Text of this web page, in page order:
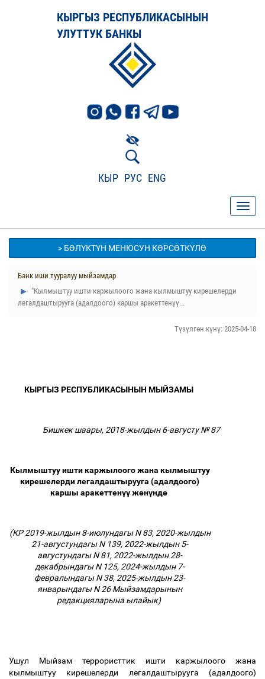
КЫРГЫЗ РЕСПУБЛИКАСЫНЫН
УЛУТТУК БАНКЫ
КЫР РУС ENG
> БӨЛҮКТҮН МЕНЮСУН КӨРСӨТКҮЛӨ
Банк иши тууралуу мыйзамдар
"Кылмыштуу ишти каржылоого жана кылмыштуу кирешелерди
легалдаштырууга (адалдоого) каршы аракеттенүү...
Түзүлгөн күнү: 2025-04-18
КЫРГЫЗ РЕСПУБЛИКАСЫНЫН МЫЙЗАМЫ
Бишкек шаары, 2018-жылдын 6-августу № 87
Кылмыштуу ишти каржылоого жана кылмыштуу
кирешелерди легалдаштырууга (адалдоого)
каршы аракеттенүүжөнүндө
(КР2019-жылдын 8-июлундагы N 83, 2020-жылдын
21-августундагы N 139, 2022-жылдын 5-
августундагы N 81, 2022-жылдын 28-
декабрындагы N 125, 2024-жылдын 7-
февралындагы N 38, 2025-жылдын 23-
январындагы N 26Мыйзамдарынын
редакцияларына ылайык)
Ушул Мыйзам террористтик ишти каржылоого жана
кылмыштуу кирешелерди легалдаштырууга (адалдоого)